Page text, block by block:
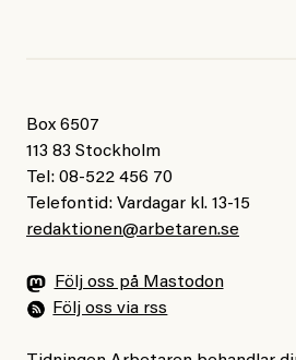
Box 6507
113 83 Stockholm
Tel: 08-522 456 70
Telefontid: Vardagar kl. 13-15
redaktionen@arbetaren.se
Följ oss på Mastodon
Följ oss via rss